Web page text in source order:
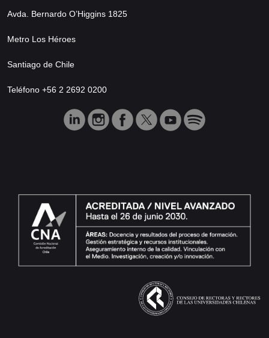
Avda. Bernardo O’Higgins 1825
Metro Los Héroes
Santiago de Chile
Teléfono +56 2 2692 0200